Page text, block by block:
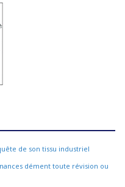
de son tissu industriel
dément toute révision ou